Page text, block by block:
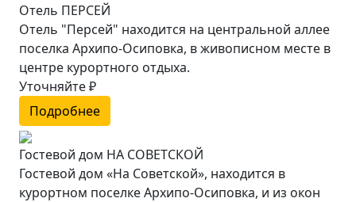
Отель ПЕРСЕЙ
Отель "Персей" находится на центральной аллее
поселка Архипо-Осиповка, в живописном месте в
центре курортного отдыха.
Уточняйте ₽
Подробнее
Гостевой дом НА СОВЕТСКОЙ
Гостевой дом «На Советской», находится в
курортном поселке Архипо-Осиповка, и из окон